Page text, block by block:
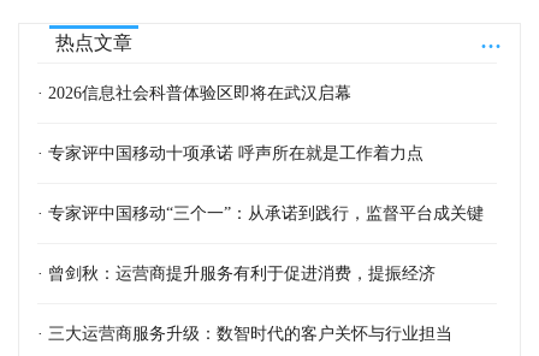
...
热点文章
· 2026信息社会科普体验区即将在武汉启幕
· 专家评中国移动十项承诺 呼声所在就是工作着力点
· 专家评中国移动“三个一”：从承诺到践行，监督平台成关键
· 曾剑秋：运营商提升服务有利于促进消费，提振经济
· 三大运营商服务升级：数智时代的客户关怀与行业担当